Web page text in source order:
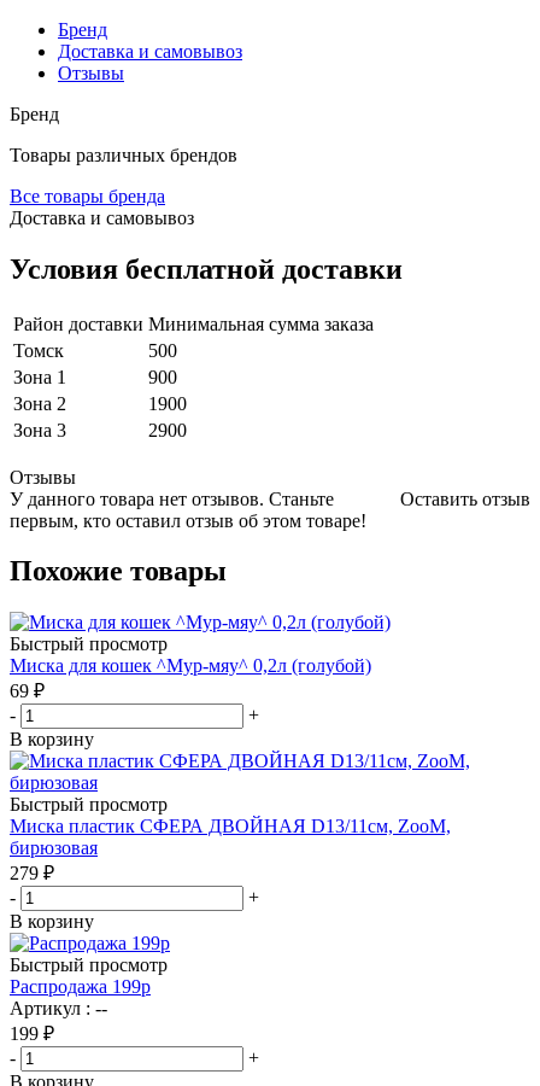
Бренд
Доставка и самовывоз
Отзывы
Бренд
Товары различных брендов
Все товары бренда
Доставка и самовывоз
Условия бесплатной доставки
Район доставки Минимальная сумма заказа
Томск
500
Зона 1
900
Зона 2
1900
Зона 3
2900
Отзывы
Оставить отзыв
У данного товара нет отзывов. Станьте
первым, кто оставил отзыв об этом товаре!
Похожие товары
Быстрый просмотр
Миска для кошек ^Мур-мяу^ 0,2л (голубой)
69 ₽
-
+
В корзину
Быстрый просмотр
Миска пластик СФЕРА ДВОЙНАЯ D13/11см, ZooM,
бирюзовая
279 ₽
-
+
В корзину
Быстрый просмотр
Распродажа 199р
Артикул : --
199 ₽
-
+